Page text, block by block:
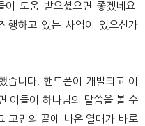
도움 받으셨으면 좋겠네요.
행하고 있는 사역이 있으신가
습니다. 핸드폰이 개발되고 이
이들이 하나님의 말씀을 볼 수
고민의 끝에 나온 열매가 바로